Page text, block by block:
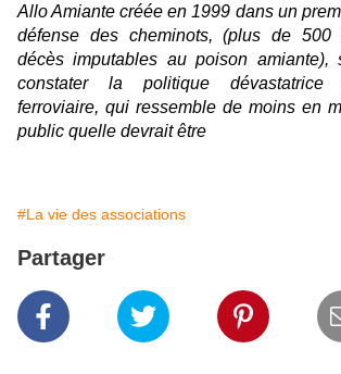
Allo Amiante créée en 1999 dans un
défense des cheminots, (plus de 500
décès imputables au poison amiante),
constater la politique dévastatrice
ferroviaire, qui ressemble de moins en
public quelle devrait être
#La vie des associations
Partager